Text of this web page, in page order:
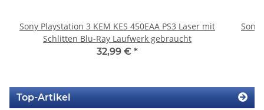
Sony Playstation 3 KEM KES 450EAA PS3 Laser mit
Schlitten Blu-Ray Laufwerk gebraucht
32,99 € *
Sony
Top-Artikel